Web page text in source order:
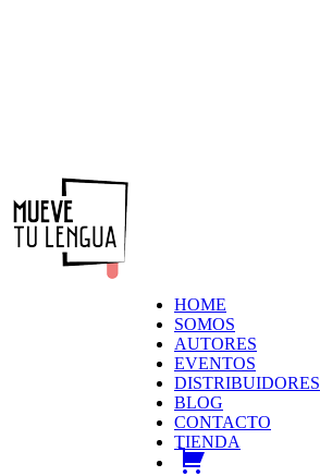
HOME
SOMOS
AUTORES
EVENTOS
DISTRIBUIDORES
BLOG
CONTACTO
TIENDA